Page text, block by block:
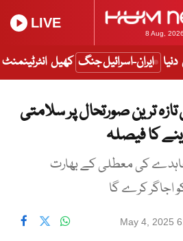
8 Aug, 2026
LIVE
دنیا ایران-اسرائیل جنگ کھیل انٹرٹینمنٹ
ترین صورتحال پر سلامتی
کا فیصلہ
کی معطلی کے بھارت
اجاگر کرے گا
May 4, 2025